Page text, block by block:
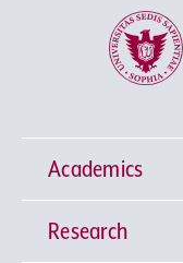
上智
Academics
学部
Research